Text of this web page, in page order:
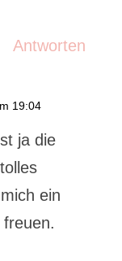
Antworten
19:04
ja die
ein